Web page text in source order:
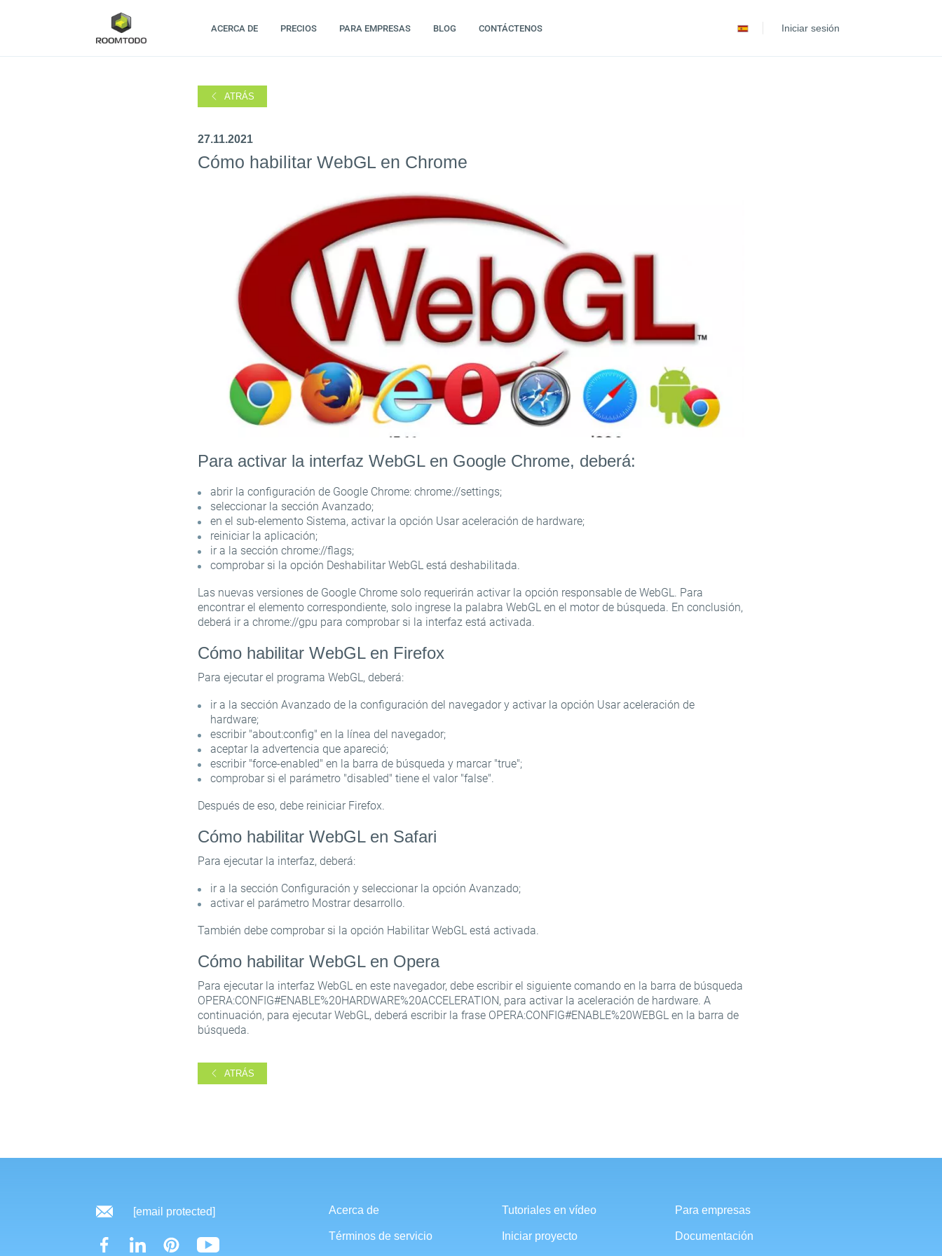
Inicie sesión para obtener ayuda
Correo electrónico
Registro
Gracias por registrarse
En breve le enviaremos un correo electrónico con un enlace de
Por favor, siga el enlace en el correo electrónico para activar su cuenta
ACERCA DE PRECIOS PARA EMPRESAS BLOG CONTÁCTENOS
PortuguêsIniciar sesión
ATRÁS
27.11.2021
Cómo habilitar WebGL en Chrome
Para activar la interfaz WebGL en Google Chrome, deberá:
abrir la configuración de Google Chrome: chrome://settings;
seleccionar la sección Avanzado;
en el sub-elemento Sistema, activar la opción Usar aceleración de hardware;
reiniciar la aplicación;
ir a la sección chrome://flags;
comprobar si la opción Deshabilitar WebGL está deshabilitada.
Las nuevas versiones de Google Chrome solo requerirán activar la opción responsable de WebGL. Para
encontrar el elemento correspondiente, solo ingrese la palabra WebGL en el motor de búsqueda. En conclusión,
deberá ir a chrome://gpu para comprobar si la interfaz está activada.
Cómo habilitar WebGL en Firefox
Para ejecutar el programa WebGL, deberá:
ir a la sección Avanzado de la configuración del navegador y activar la opción Usar aceleración de
hardware;
escribir "about:config" en la línea del navegador;
aceptar la advertencia que apareció;
escribir "force-enabled" en la barra de búsqueda y marcar "true";
comprobar si el parámetro "disabled" tiene el valor "false".
Después de eso, debe reiniciar Firefox.
Cómo habilitar WebGL en Safari
Para ejecutar la interfaz, deberá:
ir a la sección Configuración y seleccionar la opción Avanzado;
activar el parámetro Mostrar desarrollo.
También debe comprobar si la opción Habilitar WebGL está activada.
Cómo habilitar WebGL en Opera
Para ejecutar la interfaz WebGL en este navegador, debe escribir el siguiente comando en la barra de búsqueda
OPERA:CONFIG#ENABLE%20HARDWARE%20ACCELERATION, para activar la aceleración de hardware. A
continuación, para ejecutar WebGL, deberá escribir la frase OPERA:CONFIG#ENABLE%20WEBGL en la barra de
búsqueda.
ATRÁS
[email protected] Acerca de Tutoriales en vídeo
Para empresas
Términos de servicio
Iniciar proyecto
Documentación